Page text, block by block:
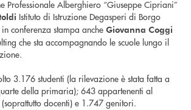
Professionale Alberghiero “Giuseppe Cipriani”
Istituto di Istruzione Degasperi di Borgo
conferenza stampa anche Giovanna Coggi
che sta accompagnando le scuole lungo il
3.176 studenti (la rilevazione è stata fatta a
della primaria); 643 appartenenti al
docenti) e 1.747 genitori.